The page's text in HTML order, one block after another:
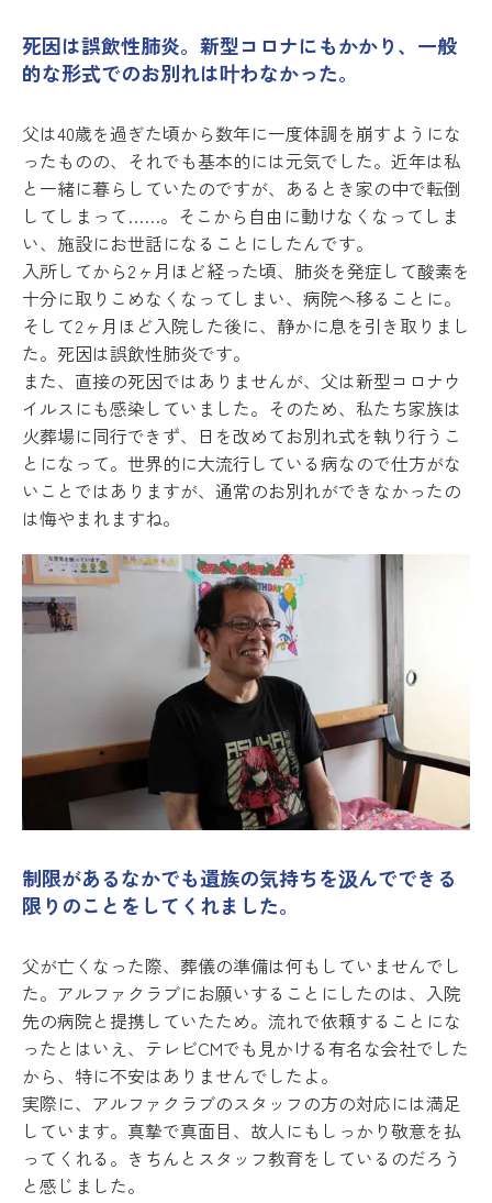
死因は誤飲性肺炎。新型コロナにもかかり、一般
的な形式でのお別れは叶わなかった。
父は40歳を過ぎた頃から数年に一度体調を崩すようにな
ったものの、それでも基本的には元気でした。近年は私
と一緒に暮らしていたのですが、あるとき家の中で転倒
してしまって……。そこから自由に動けなくなってしま
い、施設にお世話になることにしたんです。
入所してから2ヶ月ほど経った頃、肺炎を発症して酸素を
十分に取りこめなくなってしまい、病院へ移ることに。
そして2ヶ月ほど入院した後に、静かに息を引き取りまし
た。死因は誤飲性肺炎です。
また、直接の死因ではありませんが、父は新型コロナウ
イルスにも感染していました。そのため、私たち家族は
火葬場に同行できず、日を改めてお別れ式を執り行うこ
とになって。世界的に大流行している病なので仕方がな
いことではありますが、通常のお別れができなかったの
は悔やまれますね。
制限があるなかでも遺族の気持ちを汲んでできる
限りのことをしてくれました。
父が亡くなった際、葬儀の準備は何もしていませんでし
た。アルファクラブにお願いすることにしたのは、入院
先の病院と提携していたため。流れで依頼することにな
ったとはいえ、テレビCMでも見かける有名な会社でした
から、特に不安はありませんでしたよ。
実際に、アルファクラブのスタッフの方の対応には満足
しています。真摯で真面目、故人にもしっかり敬意を払
ってくれる。きちんとスタッフ教育をしているのだろう
と感じました。